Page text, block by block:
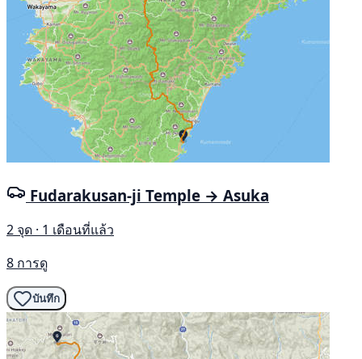
Fudarakusan-ji Temple → Asuka
2 จุด · 1 เดือนที่แล้ว
8 การดู
บันทึก